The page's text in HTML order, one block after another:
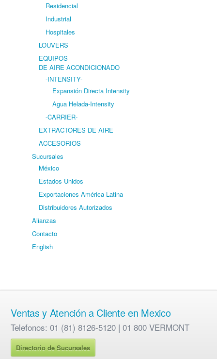
Residencial
Industrial
Hospitales
LOUVERS
EQUIPOS
DE AIRE ACONDICIONADO
-INTENSITY-
Expansión Directa Intensity
Agua Helada-Intensity
-CARRIER-
EXTRACTORES DE AIRE
ACCESORIOS
Sucursales
México
Estados Unidos
Exportaciones América Latina
Distribuidores Autorizados
Alianzas
Contacto
English
Ventas y Atención a Cliente en Mexico
Telefonos: 01 (81) 8126-5120 | 01 800 VERMONT
Directorio de Sucursales